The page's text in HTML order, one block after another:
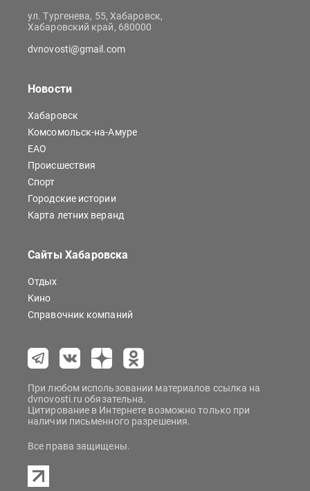
ул. Тургенева, 55, Хабаровск,
Хабаровский край, 680000
dvnovosti@gmail.com
Новости
Хабаровск
Комсомольск-на-Амуре
ЕАО
Происшествия
Спорт
Городские истории
Карта летних веранд
Сайты Хабаровска
Отдых
Кино
Справочник компаний
При любом использовании материалов ссылка на
dvnovosti.ru обязательна.
Цитирование в Интернете возможно только при
наличии письменного разрешения.
Все права защищены.